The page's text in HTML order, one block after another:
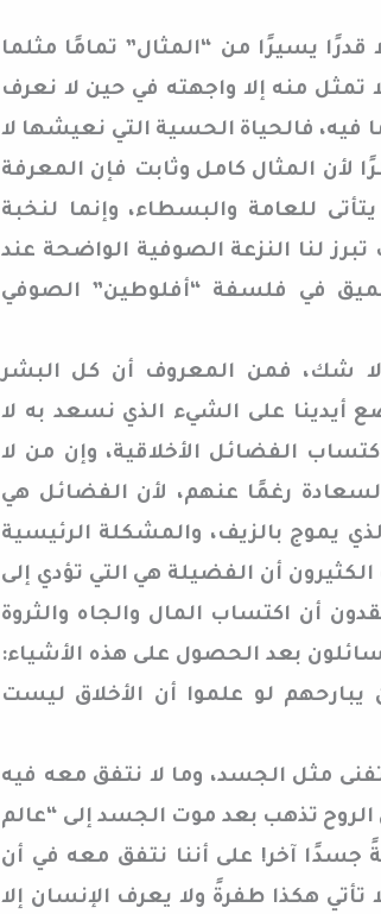
يسيرًا من “المثال” تمامًا مثلما
تمثل منه إلا واجهته في حين لا نعرف
ما فيه، فالحياة الحسية التي نعيشها لا
لأن المثال كامل وثابت فإن المعرفة
للعامة والبسطاء، وإنما لنخبة
تبرز لنا النزعة الصوفية الواضحة عند
في فلسفة “أفلوطين” الصوفي
شك، فمن المعروف أن كل البشر
أيدينا على الشيء الذي نسعد به لا
الفضائل الأخلاقية، وإن من لا
رغمًا عنهم، لأن الفضائل هي
يموج بالزيف، والمشكلة الرئيسية
أن الفضيلة هي التي تؤدي إلى
أن اكتساب المال والجاه والثروة
بعد الحصول على هذه الأشياء:
يبارحهم لو علموا أن الأخلاق ليست
مثل الجسد، وما لا نتفق معه فيه
الروح تذهب بعد موت الجسد إلى “عالم
جسدًا آخر! على أننا نتفق معه في أن
هكذا طفرةً ولا يعرف الإنسان إلا